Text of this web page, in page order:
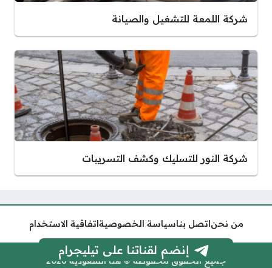
شركة اللمعة للتشغيل والصيانة
شركة النور للتسليك وكشف التسريبات
من نحن اتصل بناسياسة الخصوصية اتفاقية الاستخدام
جميع الحقوق محفوظة © هنا السعودية 2026
إنضم لقناتنا على تيليجرام